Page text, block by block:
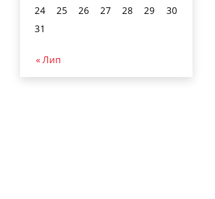
24
25 26 27 28 29
30
31
« Лип